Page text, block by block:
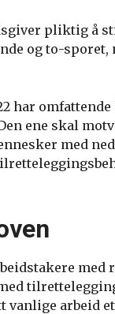
pliktig å
og to-sporet,
har omfattende
ene skal
med
med
vanlige arbeid